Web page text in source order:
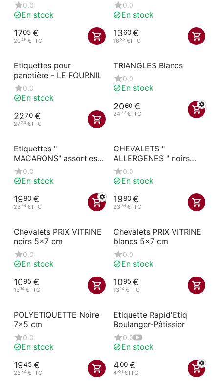
0.0
En stock
1705 €
2046 €TTC
0.0
En stock
1360 €
16 32 €TTC
Etiquettes pour
panetière - LE FOURNIL
0.0
En stock
2270 €
2724€TTC
TRIANGLES Blancs
0.0
En stock
2060 €
2472 €TTC
Etiquettes "
MACARONS" assorties
10.6x7 cm
0.0
En stock
1980 €
2376 €TTC
CHEVALETS "
ALLERGENES " noirs
10x7 cm
0.0
En stock
1980 €
2376 €TTC
Chevalets PRIX VITRINE
noirs 5x7 cm
0.0
En stock
1095 €
1314€TTC
Chevalets PRIX VITRINE
blancs 5x7 cm
0.0
En stock
1095 €
1314€TTC
POLYETIQUETTE Noire
7x5 cm
0.0
En stock
1945 €
23 34€TTC
Etiquette Rapid'Etiq
Boulanger-Pâtissier
0.0
En stock
400 €
480€TTC